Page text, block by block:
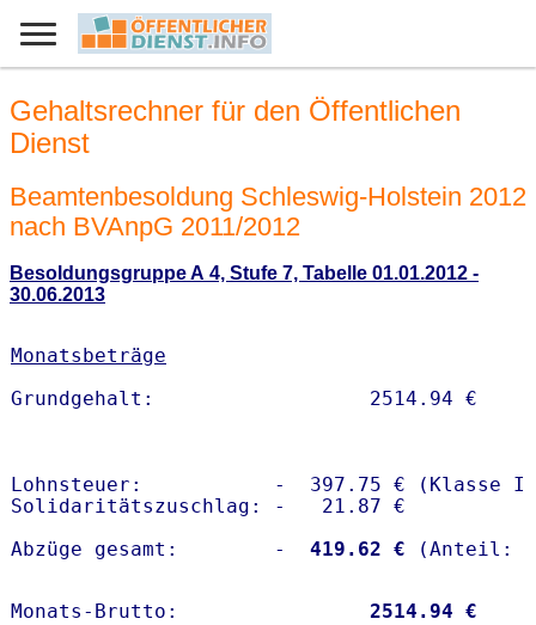
Gehaltsrechner für den Öffentlichen
Dienst
Beamtenbesoldung Schleswig-Holstein 2012
nach BVAnpG 2011/2012
Besoldungsgruppe A 4, Stufe 7, Tabelle 01.01.2012 -
30.06.2013
Monatsbeträge
Lohnsteuer:           -  397.75 € (Klasse I)
Solidaritätszuschlag: -   21.87 €
Abzüge gesamt:        -
  419.62 €
Monats-Brutto: 2514.94 €